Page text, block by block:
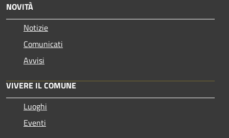
NOVITÀ
Notizie
Comunicati
Avvisi
VIVERE IL COMUNE
Luoghi
Eventi